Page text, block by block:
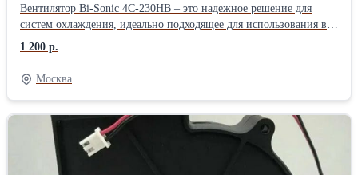
Вентилятор Bi-Sonic 4C-230HB – это надежное решение для
систем охлаждения, идеально подходящее для использования в
различных сферах, включая телекоммуникационное,
медицинское и автомобильное оборудование, а также в бытовой
технике. С размерами 119x119x38 мм и мощностью 22 Вт, этот
вентилятор обеспечивает эффективное охлаждение и
поддержание оптимальной температуры в корпусах систем и
распределительных шкафах. Макс. скорость вращения, об/мин
-2650 Макс. воздушный поток, CFM -89 Напряжение питания, В
-220 Тип подшипника -Шариковый Материал ядра радиатора -
Медь Материал ребер радиатора - Алюминий Размеры, мм -
1 200 р.
Москва